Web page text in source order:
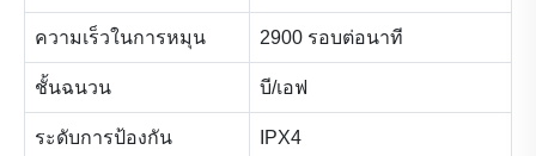
ความเร็วในการหมุน 2900 รอบต่อนาที
ชั้นฉนวน บี/เอฟ
ระดับการป้องกัน IPX4